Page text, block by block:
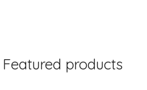
Featured products